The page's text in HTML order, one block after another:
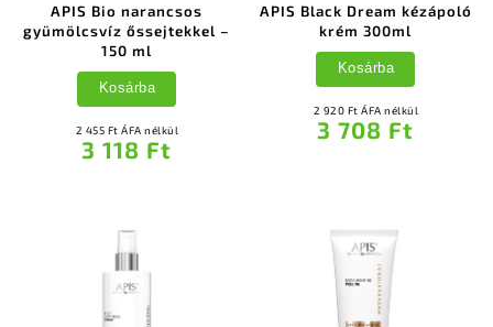
APIS Bio narancsos
gyümölcsvíz őssejtekkel –
150 ml
2 455 Ft ÁFA nélkül
3 118 Ft
Kosárba
APIS Black Dream kézápoló
krém 300ml
2 920 Ft ÁFA nélkül
3 708 Ft
Kosárba